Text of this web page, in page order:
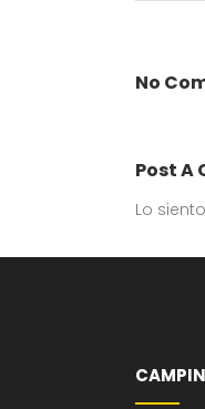
No
Post A
Lo